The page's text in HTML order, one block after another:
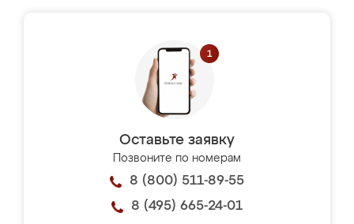
Оставьте заявку
Позвоните по номерам
8 (800) 511-89-55
8 (495) 665-24-01